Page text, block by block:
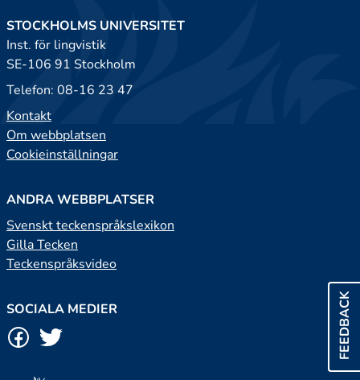
FEEDBACK
STOCKHOLMS UNIVERSITET
Inst. för lingvistik
SE-106 91 Stockholm
Telefon: 08-16 23 47
Kontakt
Om webbplatsen
Cookieinställningar
ANDRA WEBBPLATSER
Svenskt teckenspråkslexikon
Gilla Tecken
Teckenspråksvideo
SOCIALA MEDIER